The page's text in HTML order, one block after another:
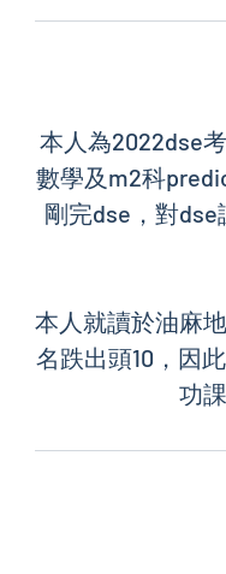
本人為2022dse
數學及m2科
剛完dse，對
本人就讀於油麻
名跌出頭10，因